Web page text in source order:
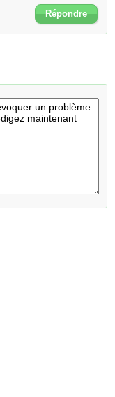
Répondre